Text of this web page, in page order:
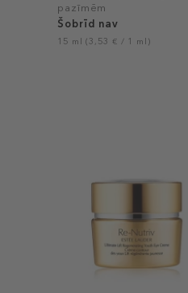
pazīmēm
Šobrīd nav
15 ml (3,53 € / 1 ml)